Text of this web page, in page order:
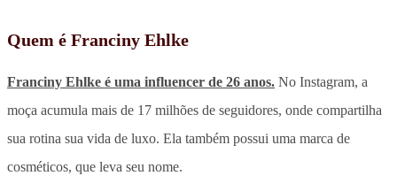
Quem é Franciny Ehlke
Franciny Ehlke é uma influencer de 26 anos. No Instagram, a
moça acumula mais de 17 milhões de seguidores, onde compartilha
sua rotina sua vida de luxo. Ela também possui uma marca de
cosméticos, que leva seu nome.